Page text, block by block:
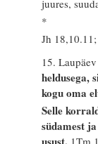
juures,
*
Jh
15.
heldusega,
kogu oma
Selle
südamest
usust. 1Tm